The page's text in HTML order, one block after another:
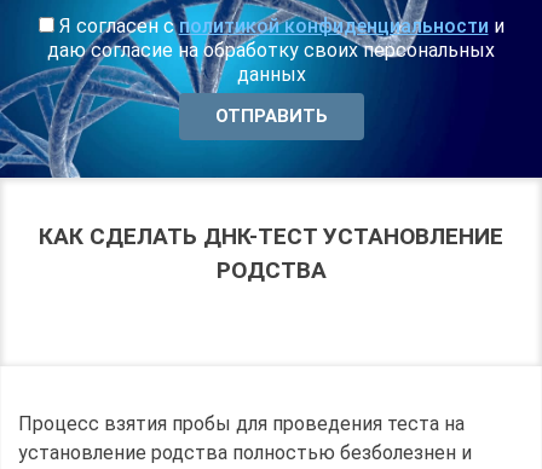
Я согласен сполитикой конфиденциальности и
даю согласие на обработку своих персональных
данных
КАК СДЕЛАТЬ ДНК-ТЕСТ УСТАНОВЛЕНИЕ
РОДСТВА
Процесс взятия пробы для проведения теста на
установление родства полностью безболезнен и